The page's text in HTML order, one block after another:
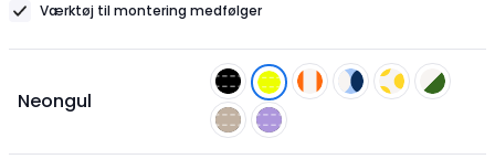
Værktøj til montering medfølger
Neongul